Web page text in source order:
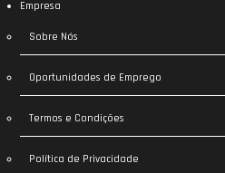
Empresa
Sobre Nós
Oportunidades de Emprego
Termos e Condições
Política de Privacidade